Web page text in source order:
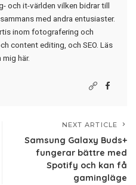
och it-världen vilken bidrar till
med andra entusiaster.
inom fotografering och
content editing, och SEO. Läs
mig här.
NEXT ARTICLE
Samsung Galaxy Buds+
fungerar bättre med
Spotify och kan få
gamingläge